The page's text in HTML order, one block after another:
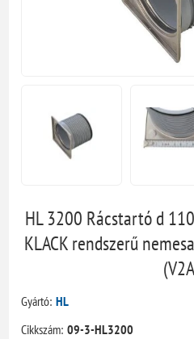
HL 3200 Rácstartó d
KLACK rendszerű
Gyártó: HL
Cikkszám: 09-3-HL3200